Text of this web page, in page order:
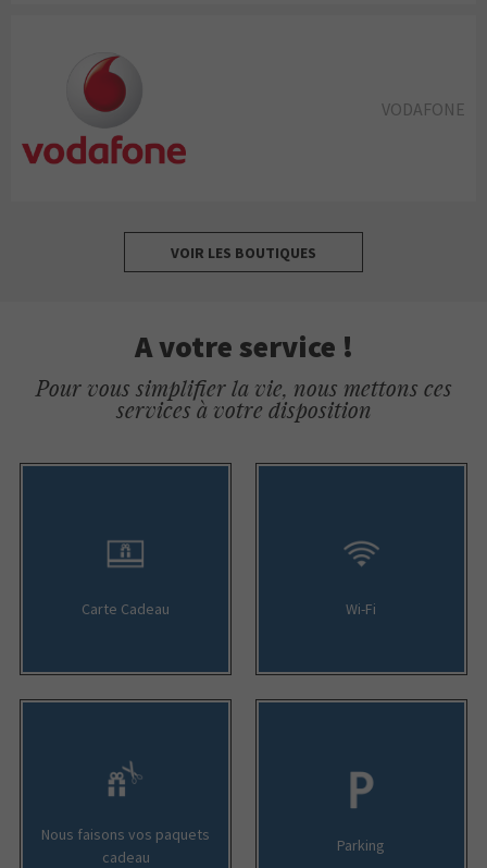
VODAFONE
VOIR LES BOUTIQUES
A votre service !
Pour vous simplifier la vie, nous mettons ces
services à votre disposition
Carte Cadeau Wi-Fi
Nous faisons vos paquets
cadeau
Parking